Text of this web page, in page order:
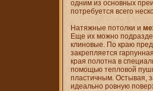
одним из основных
потребуется всего
Натяжные потолки и
Еще их можно
клиновые. По краю
закрепляется
края полотна в
помощью тепловой
пластичным. Остывая,
идеально ровную